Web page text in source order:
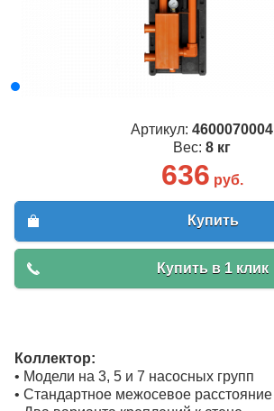
Артикул: 4600070004
Вес: 8 кг
636 руб.
Купить
Купить в 1 клик
Коллектор:
• Модели на 3, 5 и 7 насосных групп
• Стандартное межосевое